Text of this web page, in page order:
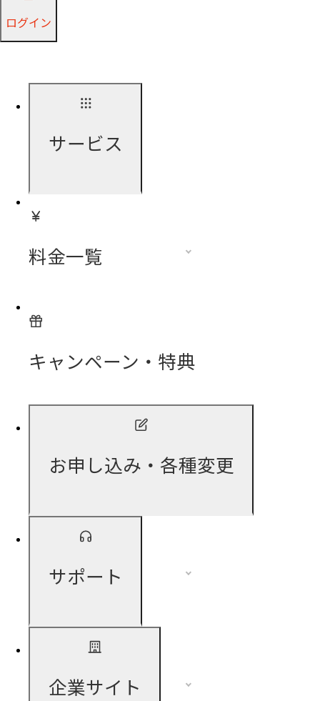
ログイン
サービス
料金一覧
キャンペーン・特典
お申し込み・各種変更
サポート
企業サイト